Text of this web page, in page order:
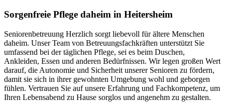
Sorgenfreie Pflege daheim in Heitersheim
Seniorenbetreuung Herzlich sorgt liebevoll für ältere Menschen
daheim. Unser Team von Betreuungsfachkräften unterstützt Sie
umfassend bei der täglichen Pflege, sei es beim Duschen,
Ankleiden, Essen und anderen Bedürfnissen. Wir legen großen Wert
darauf, die Autonomie und Sicherheit unserer Senioren zu fördern,
damit sie sich in ihrer gewohnten Umgebung wohl und geborgen
fühlen. Vertrauen Sie auf unsere Erfahrung und Fachkompetenz, um
Ihren Lebensabend zu Hause sorglos und angenehm zu gestalten.